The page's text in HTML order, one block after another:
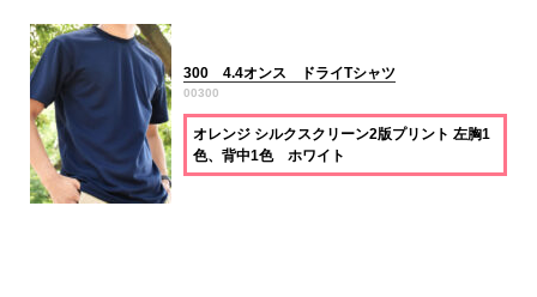
300 4.4オンス ドライTシャツ
00300
オレンジ シルクスクリーン2版プリント 左胸1
色、背中1色 ホワイト